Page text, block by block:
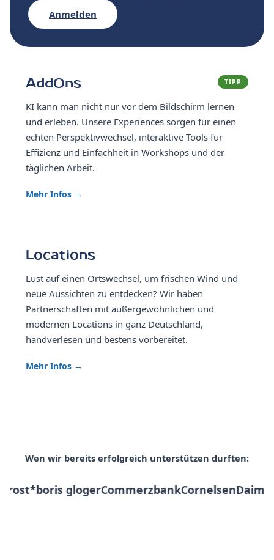
Anmelden
TIPP
AddOns
KI kann man nicht nur vor dem Bildschirm lernen
und erleben. Unsere Experiences sorgen für einen
echten Perspektivwechsel, interaktive Tools für
Effizienz und Einfachheit in Workshops und der
täglichen Arbeit.
Mehr Infos →
Locations
Lust auf einen Ortswechsel, um frischen Wind und
neue Aussichten zu entdecken? Wir haben
Partnerschaften mit außergewöhnlichen und
modernen Locations in ganz Deutschland,
handverlesen und bestens vorbereitet.
Mehr Infos →
Wen wir bereits erfolgreich unterstützen durften:
boris glogerCommerzbankCornelsenDaimler